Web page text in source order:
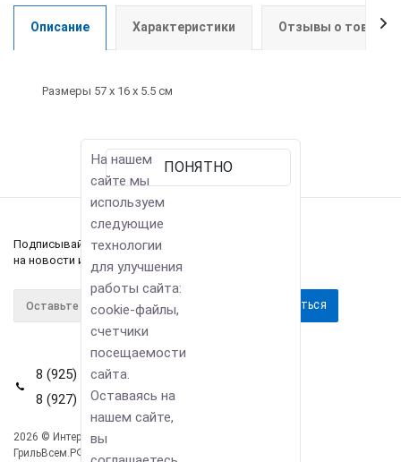
Описание Характеристики Отзывы о товаре
Размеры 57 х 16 х 5.5 см
Подписывайтесь
на новости и акции
8 (925) 114-42-80
8 (927) 911-22-66
2026 © Интернет-магазин
ГрильВсем.РФ
ПОНЯТНО
На нашем
сайте мы
используем
следующие
технологии
для улучшения
работы сайта:
cookie-файлы,
счетчики
посещаемости
сайта.
Оставаясь на
нашем сайте,
вы